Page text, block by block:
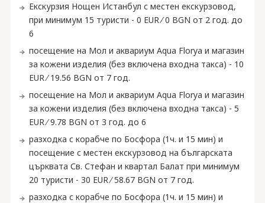
Екскурзия Нощен Истанбул с местен екскурзовод,
при минимум 15 туристи - 0 EUR ∕ 0 BGN от 2 год. до
6
посещение на Мол и аквариум Aqua Florya и магазин
за кожени изделия (без включена входна такса) - 10
EUR ∕ 19.56 BGN от 7 год.
посещение на Мол и аквариум Aqua Florya и магазин
за кожени изделия (без включена входна такса) - 5
EUR ∕ 9.78 BGN от 3 год. до 6
разходка с корабче по Босфора (1ч. и 15 мин) и
посещение с местен екскурзовод на българската
църквата Св. Стефан и квартал Балат при минимум
20 туристи - 30 EUR ∕ 58.67 BGN от 7 год.
разходка с корабче по Босфора (1ч. и 15 мин) и